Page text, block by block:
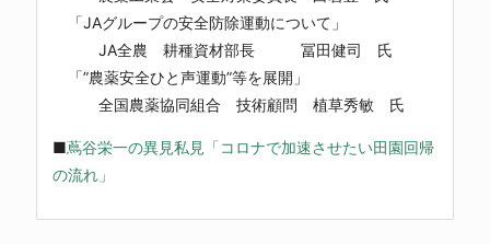
「JAグループの安全防除運動について」
JA全農 耕種資材部長 冨田健司 氏
「”農薬安全ひと声運動”等を展開」
全国農薬協同組合 技術顧問 植草秀敏 氏
■蔦谷栄一の異見私見「コロナで加速させたい田園回帰
の流れ」